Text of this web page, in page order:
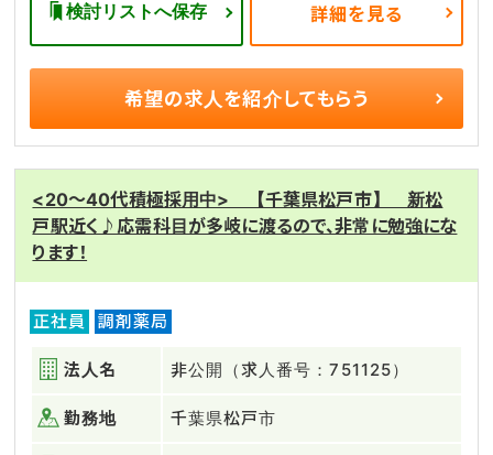
検討リストへ保存 詳細を見る
希望の求人を紹介してもらう
<20～40代積極採用中> 【千葉県松戸市】 新松
戸駅近く♪応需科目が多岐に渡るので、非常に勉強にな
ります！
正社員 調剤薬局
法人名 非公開（求人番号：751125）
勤務地 千葉県松戸市